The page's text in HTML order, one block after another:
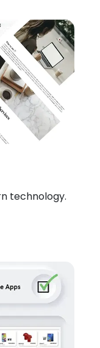
technology.